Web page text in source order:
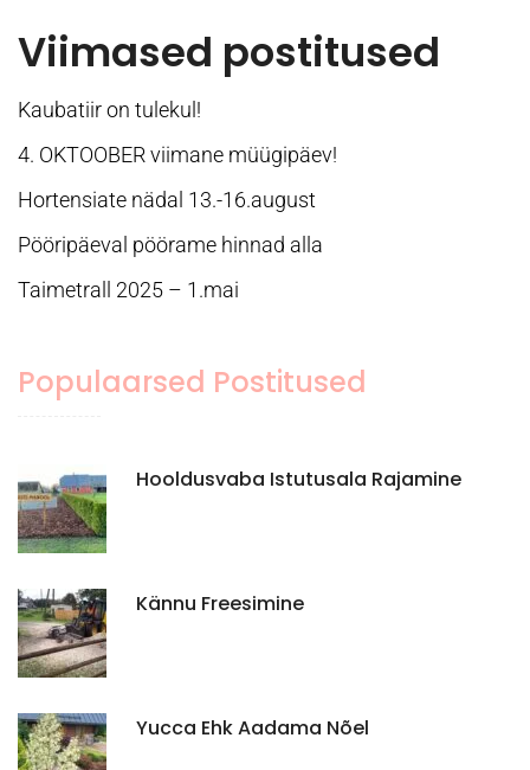
Viimased postitused
Kaubatiir on tulekul!
4. OKTOOBER viimane müügipäev!
Hortensiate nädal 13.-16.august
Pööripäeval pöörame hinnad alla
Taimetrall 2025 – 1.mai
Populaarsed Postitused
Hooldusvaba Istutusala Rajamine
Kännu Freesimine
Yucca Ehk Aadama Nõel